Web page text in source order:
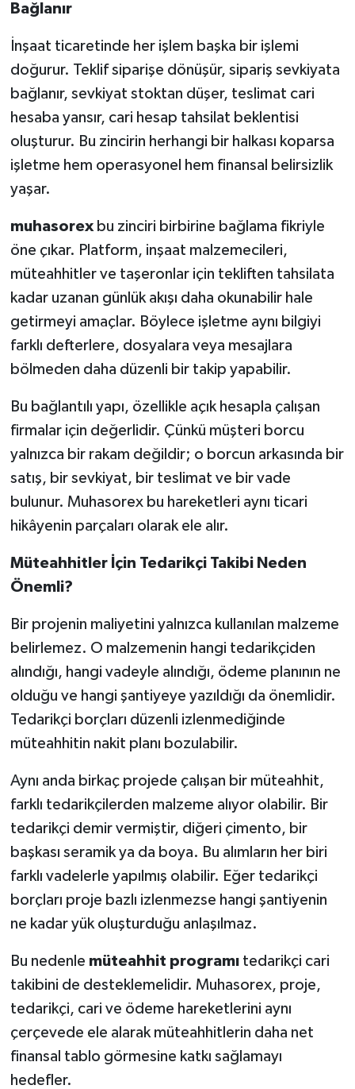
Bağlanır
İnşaat ticaretinde her işlem başka bir işlemi
doğurur. Teklif siparişe dönüşür, sipariş sevkiyata
bağlanır, sevkiyat stoktan düşer, teslimat cari
hesaba yansır, cari hesap tahsilat beklentisi
oluşturur. Bu zincirin herhangi bir halkası koparsa
işletme hem operasyonel hem finansal belirsizlik
yaşar.
muhasorexbu zinciri birbirine bağlama fikriyle
öne çıkar. Platform, inşaat malzemecileri,
müteahhitler ve taşeronlar için tekliften tahsilata
kadar uzanan günlük akışı daha okunabilir hale
getirmeyi amaçlar. Böylece işletme aynı bilgiyi
farklı defterlere, dosyalara veya mesajlara
bölmeden daha düzenli bir takip yapabilir.
Bu bağlantılı yapı, özellikle açık hesapla çalışan
firmalar için değerlidir. Çünkü müşteri borcu
yalnızca bir rakam değildir; o borcun arkasında bir
satış, bir sevkiyat, bir teslimat ve bir vade
bulunur. Muhasorex bu hareketleri aynı ticari
hikâyenin parçaları olarak ele alır.
Müteahhitler İçin Tedarikçi Takibi Neden
Önemli?
Bir projenin maliyetini yalnızca kullanılan malzeme
belirlemez. O malzemenin hangi tedarikçiden
alındığı, hangi vadeyle alındığı, ödeme planının ne
olduğu ve hangi şantiyeye yazıldığı da önemlidir.
Tedarikçi borçları düzenli izlenmediğinde
müteahhitin nakit planı bozulabilir.
Aynı anda birkaç projede çalışan bir müteahhit,
farklı tedarikçilerden malzeme alıyor olabilir. Bir
tedarikçi demir vermiştir, diğeri çimento, bir
başkası seramik ya da boya. Bu alımların her biri
farklı vadelerle yapılmış olabilir. Eğer tedarikçi
borçları proje bazlı izlenmezse hangi şantiyenin
ne kadar yük oluşturduğu anlaşılmaz.
Bu nedenle müteahhit programıtedarikçi cari
takibini de desteklemelidir. Muhasorex, proje,
tedarikçi, cari ve ödeme hareketlerini aynı
çerçevede ele alarak müteahhitlerin daha net
finansal tablo görmesine katkı sağlamayı
hedefler.